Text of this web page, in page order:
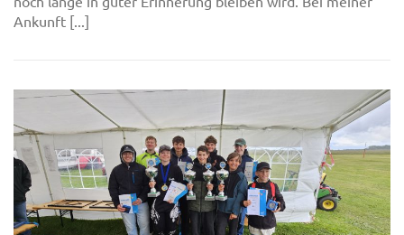
Ankunft [...]